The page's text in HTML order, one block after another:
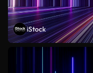
iStock